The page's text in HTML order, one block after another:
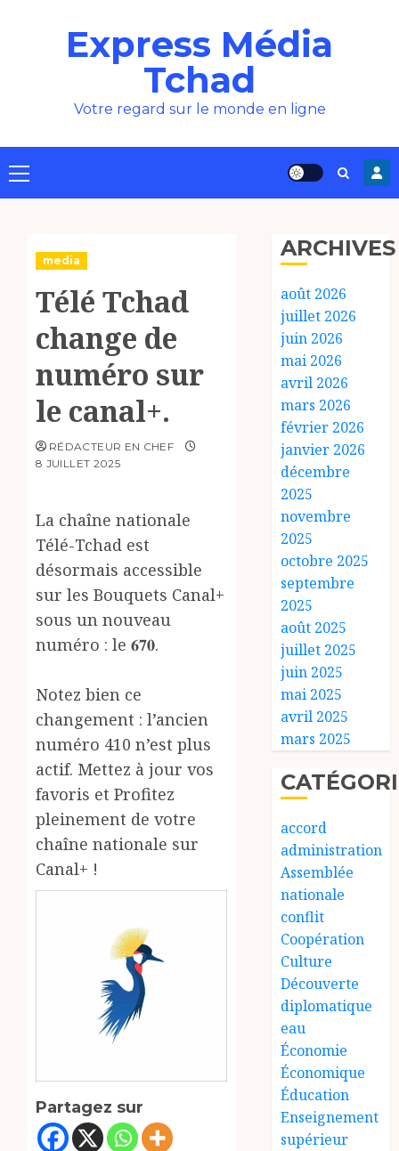
Express Média
Tchad
Votre regard sur le monde en ligne
Menu
principal
media
Télé Tchad
change de
numéro sur
le canal+.
RÉDACTEUR EN CHEF
8 JUILLET 2025
La chaîne nationale
Télé-Tchad est
désormais accessible
sur les Bouquets Canal+
sous un nouveau
numéro : le 𝟔𝟕𝟎.
Notez bien ce
changement : l’ancien
numéro 410 n’est plus
actif. Mettez à jour vos
favoris et Profitez
pleinement de votre
chaîne nationale sur
Canal+ !
Partagez sur
ARCHIVES
août 2026
juillet 2026
juin 2026
mai 2026
avril 2026
mars 2026
février 2026
janvier 2026
décembre
2025
novembre
2025
octobre 2025
septembre
2025
août 2025
juillet 2025
juin 2025
mai 2025
avril 2025
mars 2025
accord
administration
Assemblée
nationale
conflit
Coopération
Culture
Découverte
diplomatique
eau
Économie
Économique
Éducation
Enseignement
supérieur